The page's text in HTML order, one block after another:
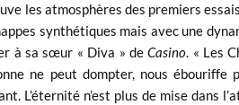
les atmosphères des premiers
synthétiques mais avec une
à sa sœur « Diva » deCasino. « Les
ne peut dompter, nous
L’éternité n’est plus de mise dans